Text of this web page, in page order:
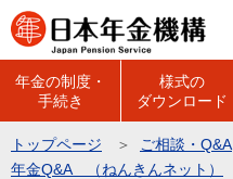
こ
の
の
年金の制度・
手続き
様式の
ダウンロード
トップページ ご相談・Q&A
年金Q&A （ねんきんネット）